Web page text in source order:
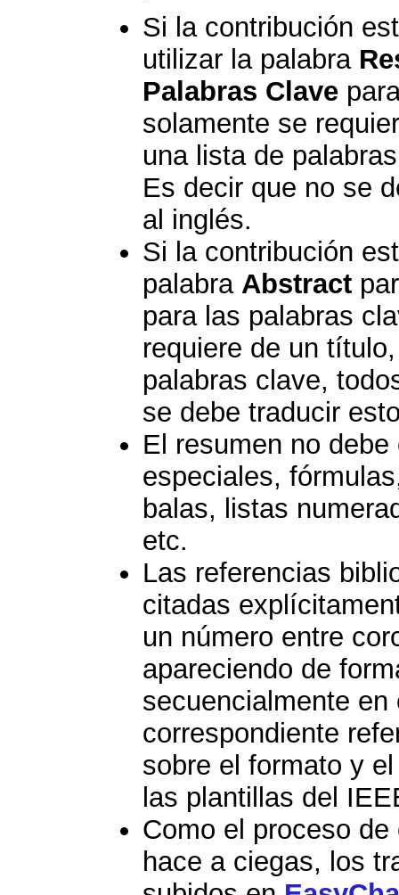
Si la contribución
utilizar la palabra
Palabras Clave
solamente se
una lista de
Es decir que no se
al inglés.
Si la contribución
palabra Abstract
para las palabras
requiere de un
palabras clave,
se debe traducir
El resumen no
especiales,
balas, listas
etc.
Las referencias
citadas
un número entre
apareciendo de
secuencialmente
correspondiente
sobre el formato y
las plantillas del
Como el proceso
hace a ciegas, los